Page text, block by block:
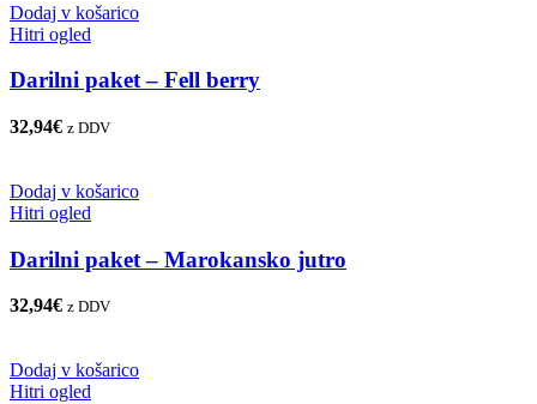
Dodaj v košarico
Hitri ogled
Darilni paket – Fell berry
32,94€ z DDV
Dodaj v košarico
Hitri ogled
Darilni paket – Marokansko jutro
32,94€ z DDV
Dodaj v košarico
Hitri ogled